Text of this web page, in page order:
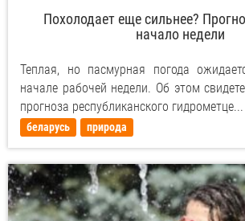
Похолодает еще сильнее?
начало недели
Теплая, но пасмурная погода
начале рабочей недели. Об этом
прогноза республиканского гидрометце...
беларусь природа